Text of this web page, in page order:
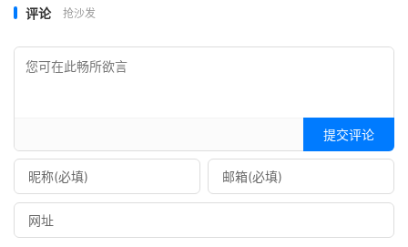
评论 抢沙发
提交评论